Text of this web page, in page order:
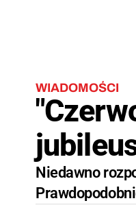
WIADOMOŚCI
Niedawno